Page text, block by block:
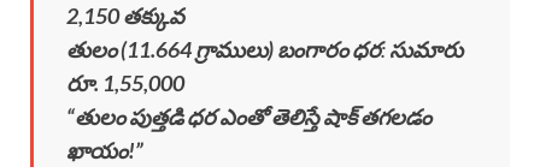
2,150 తక్కువ
తులం (11.664 గ్రాములు) బంగారం ధర:సుమారు
రూ. 1,55,000
“తులం పుత్తడి ధర ఎంతో తెలిస్తే షాక్ తగలడం
ఖాయం!”